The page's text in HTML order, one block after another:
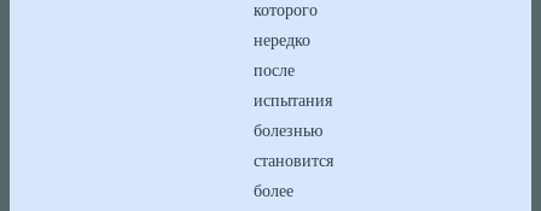
которого
нередко
после
испытания
болезнью
становится
более